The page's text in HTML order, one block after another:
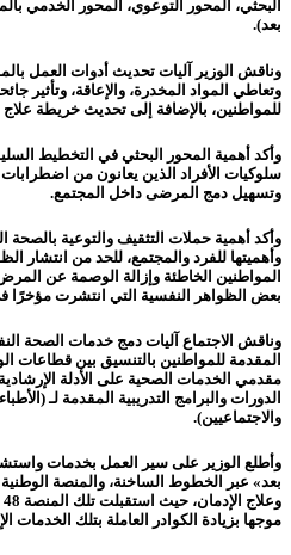
البحثي، المحور التوعوي، المحور الخدمي
بعد).
وناقش الوزير آليات تحديث أدوات العمل
وتعاطي المواد المخدرة، والإعاقة، وتأثير
للمواطنين، بالإضافة إلى تحديث خريطة
وأكد أهمية المحور البحثي في التخطيط
سلوكيات الأفراد الذين يعانون من
وتسهيل دمج المرضى داخل المجتمع.
وأكد أهمية حملات التثقيف والتوعية
وأهميتها للفرد والمجتمع، للحد من انتشار
المواطنين الخاطئة وإزالة الوصمة عن
بعض الظواهر النفسية التي انتشرت مؤخرًا
وناقش الاجتماع آليات دمج خدمات الصحة
المقدمة للمواطنين بالتنسيق بين قطاعات
مقدمي الخدمات الصحية على الأدلة
الدورات والبرامج التدريبية المقدمة لـ
والاجتماعيين).
وأطلع الوزير على سير العمل بخدمات
بعد» عبر الخطوط الساخنة، والمنصة
موجها بزيادة الكوادر العاملة بتلك الخدمات